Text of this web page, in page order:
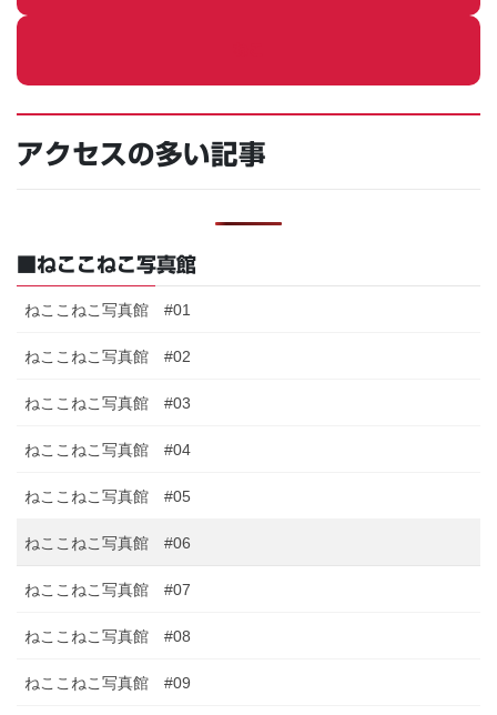
アクセスの多い記事
■ねここねこ写真館
ねここねこ写真館 #01
ねここねこ写真館 #02
ねここねこ写真館 #03
ねここねこ写真館 #04
ねここねこ写真館 #05
ねここねこ写真館 #06
ねここねこ写真館 #07
ねここねこ写真館 #08
ねここねこ写真館 #09